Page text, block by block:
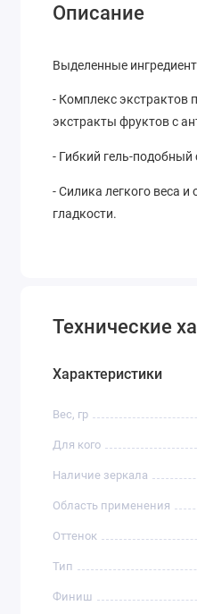
Описание
Выделенные
- Комплекс экстрактов
экстракты фруктов с
- Гибкий гель-
- Силика легкого веса
гладкости.
Технические
Характеристики
Вес, гр
Для кого
Наличие зеркала
Область применения
Оттенок
Тип
Финиш